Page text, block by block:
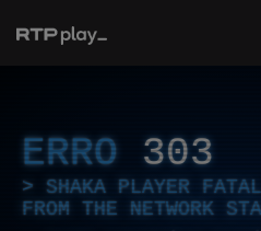
ERRO 303
SHAKA PLAYER
FROM THE NETWORK